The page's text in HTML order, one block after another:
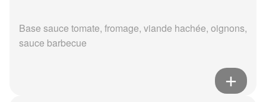
Base sauce tomate, fromage, viande hachée, oignons,
sauce barbecue